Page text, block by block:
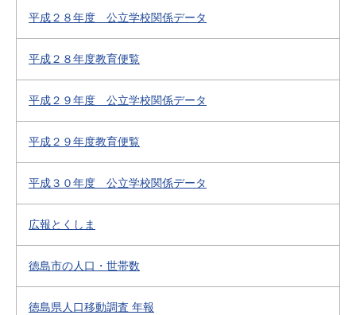
平成２８年度 公立学校関係データ
平成２８年度教育便覧
平成２９年度 公立学校関係データ
平成２９年度教育便覧
平成３０年度 公立学校関係データ
広報とくしま
徳島市の人口・世帯数
徳島県人口移動調査 年報